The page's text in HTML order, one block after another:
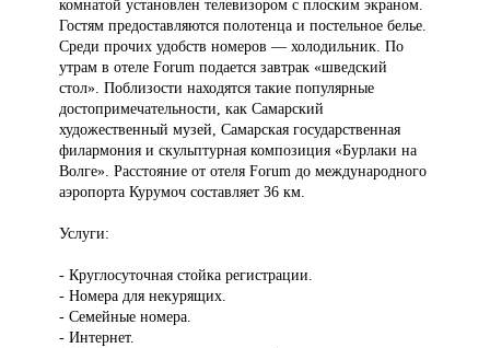
комнатой установлен телевизором с плоским экраном.
Гостям предоставляются полотенца и постельное белье.
Среди прочих удобств номеров — холодильник. По
утрам в отеле Forum подается завтрак «шведский
стол». Поблизости находятся такие популярные
достопримечательности, как Самарский
художественный музей, Самарская государственная
филармония и скульптурная композиция «Бурлаки на
Волге». Расстояние от отеля Forum до международного
аэропорта Курумоч составляет 36 км.
Услуги:
- Круглосуточная стойка регистрации.
- Номера для некурящих.
- Семейные номера.
- Интернет.